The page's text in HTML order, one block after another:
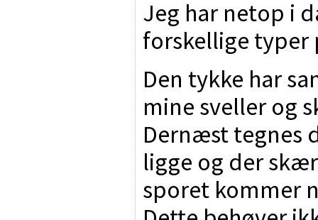
Jeg har netop i
forskellige typer
Den tykke har
mine sveller og
Dernæst tegnes
ligge og der
sporet kommer